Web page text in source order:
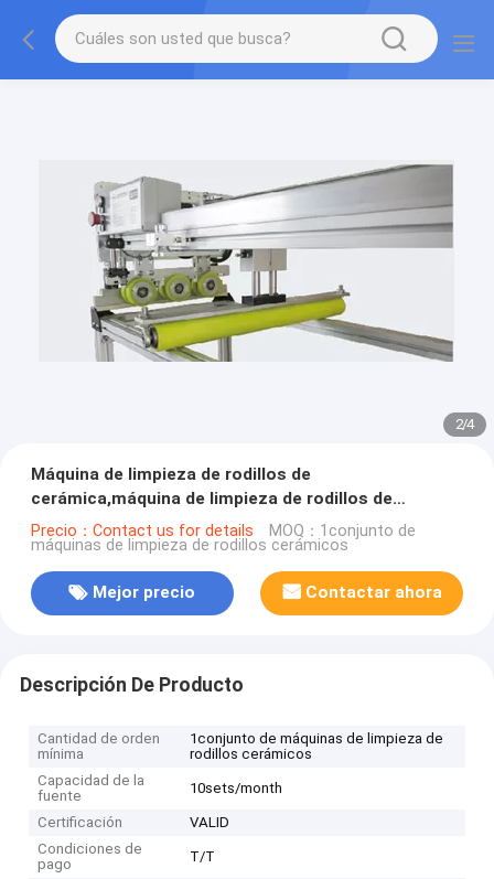
2/4
Máquina de limpieza de rodillos de
cerámica,máquina de limpieza de rodillos de
funación de vidrio,máquina de limpieza de rodillos de
funación de vidrio
Precio：Contact us for details MOQ：1conjunto de
máquinas de limpieza de rodillos cerámicos
Mejor precio Contactar ahora
Descripción De Producto
Cantidad de orden
mínima
1conjunto de máquinas de limpieza de
rodillos cerámicos
Capacidad de la
fuente
10sets/month
Certificación
VALID
Condiciones de
pago
T/T